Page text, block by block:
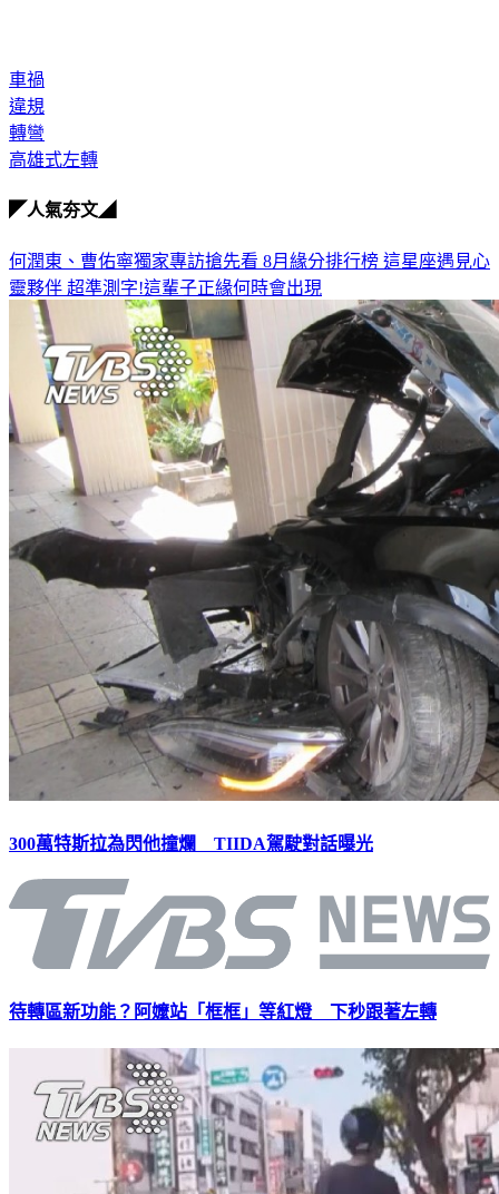
車禍
違規
轉彎
高雄式左轉
◤人氣夯文◢
何潤東、曹佑寧獨家專訪搶先看 8月緣分排行榜 這星座遇見心
靈夥伴 超準測字!這輩子正緣何時會出現
300萬特斯拉為閃他撞爛 TIIDA駕駛對話曝光
待轉區新功能？阿嬤站「框框」等紅燈 下秒跟著左轉